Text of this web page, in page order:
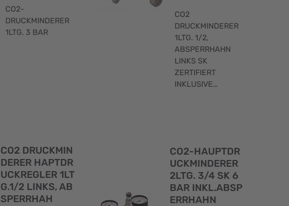
CO2-
DRUCKMINDERER
1LTG. 3 BAR
CO2
DRUCKMINDERER
1LTG. 1/2,
ABSPERRHAHN
LINKS SK
ZERTIFIERT
INKLUSIVE
CO2 DRUCKMIN
DERER HAPTDR
UCKREGLER 1LT
G.1/2 LINKS, AB
SPERRHAH
CO2-HAUPTDR
UCKMINDERER
2LTG. 3/4 SK 6
BAR INKL.ABSP
ERRHAHN